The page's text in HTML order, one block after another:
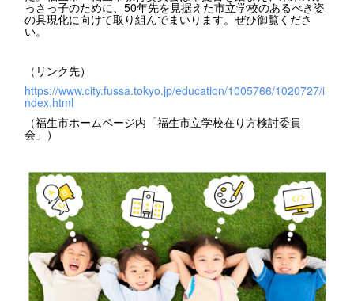
っさっ子のために、50年先を見据えた市立学校のあるべき姿
の具現化に向けて取り組んでまいります。ぜひ御覧くださ
い。
（リンク先）
https://www.city.fussa.tokyo.jp/education/1005766/1020727/i
ndex.html
（福生市ホームページ内「福生市立学校在り方検討委員
会」）